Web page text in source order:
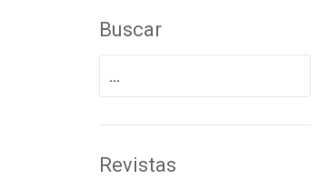
Buscar
Revistas